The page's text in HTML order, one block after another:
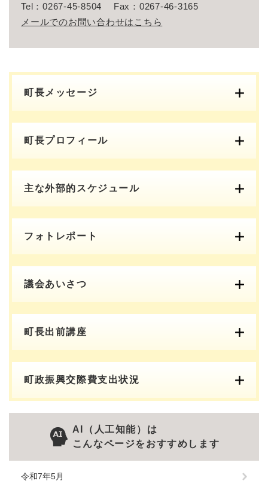
Tel：0267-45-8504
Fax：0267-46-3165
メールでのお問い合わせはこちら
町長メッセージ
町長プロフィール
主な外部的スケジュール
フォトレポート
議会あいさつ
町長出前講座
町政振興交際費支出状況
AI（人工知能）は
こんなページをおすすめします
令和7年5月